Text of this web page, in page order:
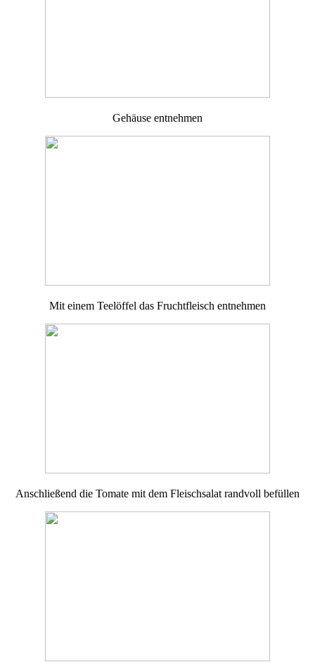
Gehäuse entnehmen
Mit einem Teelöffel das Fruchtfleisch entnehmen
Anschließend die Tomate mit dem Fleischsalat randvoll befüllen